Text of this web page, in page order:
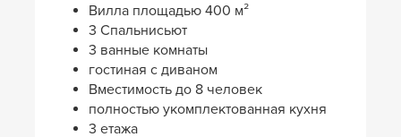
Вилла площадью 400 м²
3 Спальнисьют
3 ванные комнаты
гостиная с диваном
Вместимость до 8 человек
полностью укомплектованная кухня
3 етажа